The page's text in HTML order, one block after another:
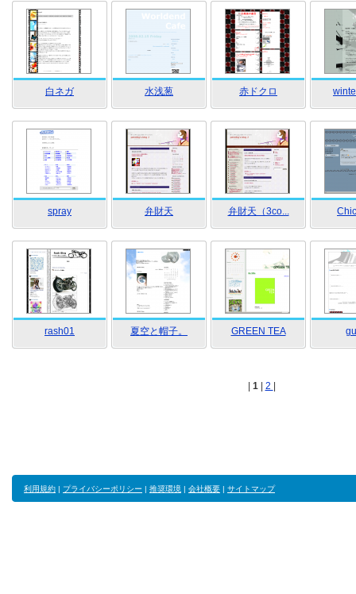
白ネガ 水浅葱 赤ドクロ
spray 弁財天 弁財天（3co...
rash01 夏空と帽子。 GREEN TEA
1 2
利用規約 | プライバシーポリシー | 推奨環境 | 会社概要 | サイトマップ